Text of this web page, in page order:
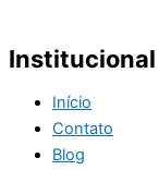
Institucional
Início
Contato
Blog